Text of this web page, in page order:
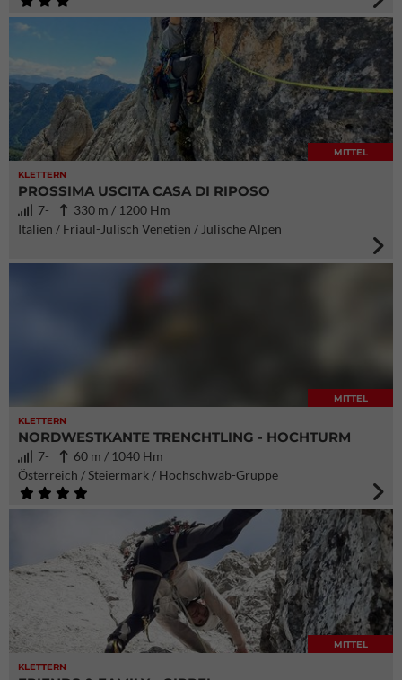
KLETTERN
MITTEL
PROSSIMA USCITA CASA DI RIPOSO
7-
330 m / 1200 Hm
Italien / Friaul-Julisch Venetien / Julische Alpen
KLETTERN
MITTEL
NORDWESTKANTE TRENCHTLING - HOCHTURM
7-
60 m / 1040 Hm
Österreich / Steiermark / Hochschwab-Gruppe
KLETTERN
MITTEL